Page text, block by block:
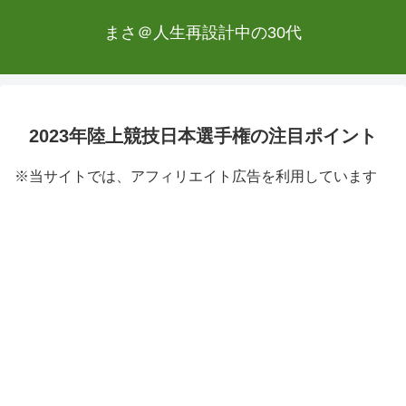
まさ＠人生再設計中の30代
2023年陸上競技日本選手権の注目ポイント
※当サイトでは、アフィリエイト広告を利用しています